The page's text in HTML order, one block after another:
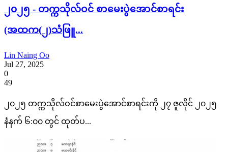
၂၀၂၅ - တက္ကသိုလ်ဝင် စာမေးပွဲအောင်စာရင်း
(အထက(၂)သံဖြူ...
Lin Naing Oo
Jul 27, 2025
0
49
၂၀၂၅ တက္ကသိုလ်ဝင်စာမေးပွဲအောင်စာရင်းကို ၂၇ ဇူလိုင် ၂၀၂၅
နံနက် ၆:၀၀ တွင် ထုတ်ပ...